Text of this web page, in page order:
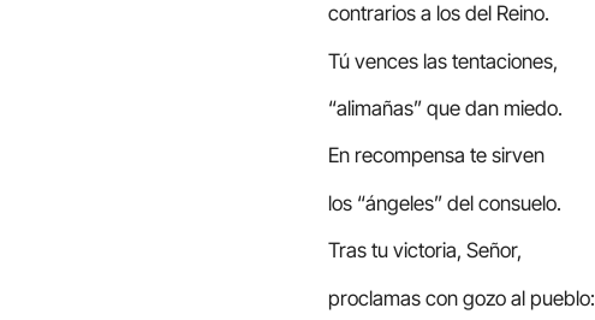
contrarios a los del Reino.
Tú vences las tentaciones,
“alimañas” que dan miedo.
En recompensa te sirven
los “ángeles” del consuelo.
Tras tu victoria, Señor,
proclamas con gozo al pueblo: